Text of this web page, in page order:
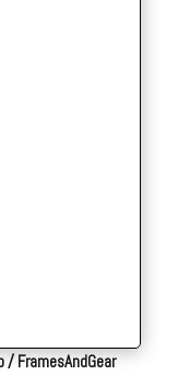
/FramesAndGear